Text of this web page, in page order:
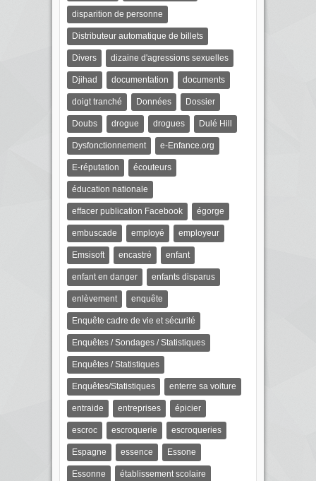
disparition de personne
Distributeur automatique de billets
Divers dizaine d'agressions sexuelles
Djihad documentation documents
doigt tranché Données Dossier
Doubs drogue drogues Dulé Hill
Dysfonctionnement e-Enfance.org
E-réputation écouteurs
éducation nationale
effacer publication Facebook égorge
embuscade employé employeur
Emsisoft encastré enfant
enfant en danger enfants disparus
enlèvement enquête
Enquête cadre de vie et sécurité
Enquêtes / Sondages / Statistiques
Enquêtes / Statistiques
Enquêtes/Statistiques enterre sa voiture
entraide entreprises épicier
escroc escroquerie escroqueries
Espagne essence Essone
Essonne établissement scolaire